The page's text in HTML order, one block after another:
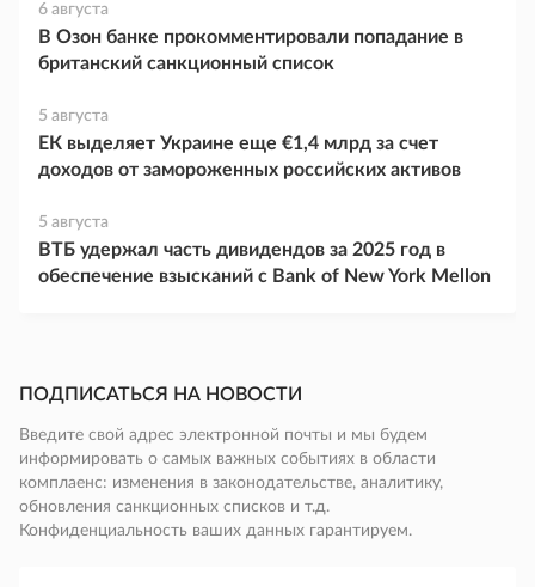
6 августа
В Озон банке прокомментировали попадание в
британский санкционный список
5 августа
ЕК выделяет Украине еще €1,4 млрд за счет
доходов от замороженных российских активов
5 августа
ВТБ удержал часть дивидендов за 2025 год в
обеспечение взысканий с Bank of New York Mellon
ПОДПИСАТЬСЯ НА НОВОСТИ
Введите свой адрес электронной почты и мы будем
информировать о самых важных событиях в области
комплаенс: изменения в законодательстве, аналитику,
обновления санкционных списков и т.д.
Конфиденциальность ваших данных гарантируем.